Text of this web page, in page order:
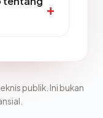
publik. Ini bukan